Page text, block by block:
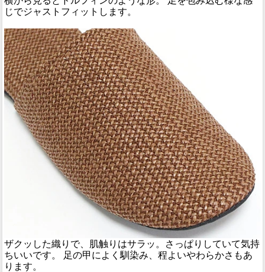
じでジャストフィットします。
ザクッした織りで、肌触りはサラッ。さっぱりしていて気持
ちいいです。 足の甲によく馴染み、程よいやわらかさもあ
ります。